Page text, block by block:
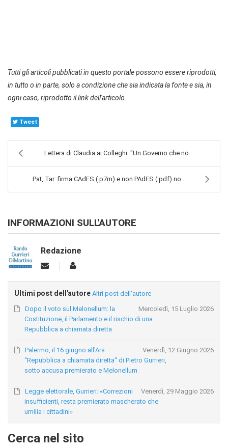
Tutti gli articoli pubblicati in questo portale possono essere riprodotti,
in tutto o in parte, solo a condizione che sia indicata la fonte e sia, in
ogni caso, riprodotto il link dell'articolo.
Tweet
Lettera di Claudia ai Colleghi: "Un Governo che no...
Pat, Tar: firma CAdES (.p7m) e non PAdES (.pdf) no...
INFORMAZIONI SULL'AUTORE
Redazione
Ultimi post dell'autore Altri post dell'autore
Mercoledì, 15 Luglio 2026
Dopo il voto sul Melonellum: la
Costituzione, il Parlamento e il rischio di una
Repubblica a chiamata diretta
Venerdì, 12 Giugno 2026
Palermo, il 16 giugno all'Ars
“Repubblica a chiamata diretta" di Pietro Gurrieri,
sotto accusa premierato e Melonellum
Venerdì, 29 Maggio 2026
Legge elettorale, Gurrieri: «Correzioni
insufficienti, resta premierato mascherato che
umilia i cittadini»
Cerca nel sito